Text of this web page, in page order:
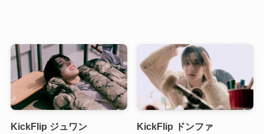
KickFlip ジュワン KickFlip ドンファ